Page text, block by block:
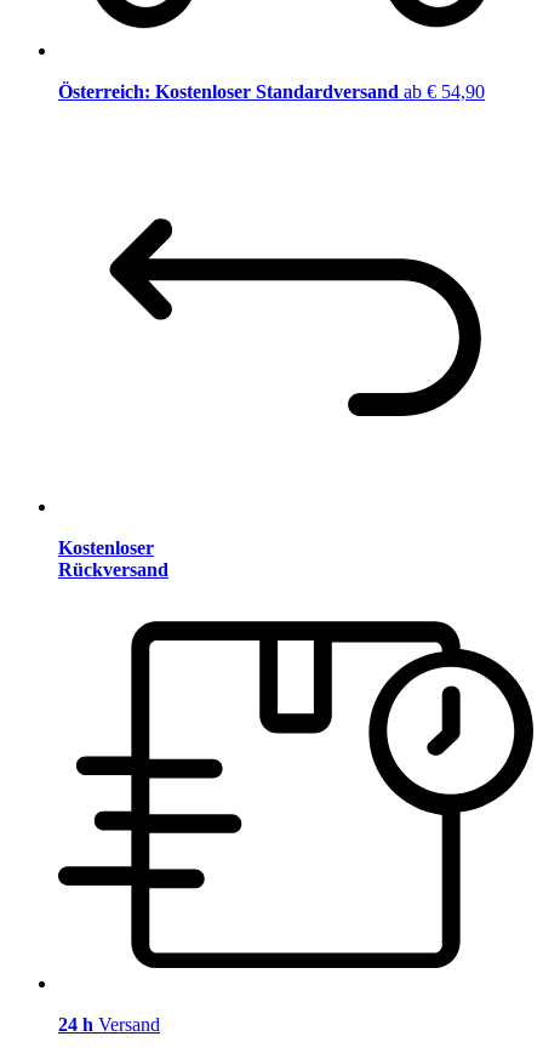
Österreich: Kostenloser Standardversand ab € 54,90
Kostenloser
Rückversand
24 h Versand